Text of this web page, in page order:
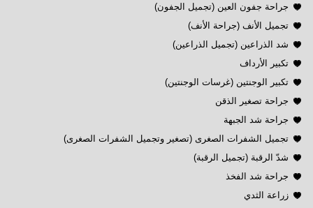
جراحة جفون العين (تجميل الجفون)
تجميل الأنف (جراحة الأنف)
شد الذراعين (تجميل الذراعين)
تكبير الأرداف
تكبير الوجنتين (غرسات الوجنتين)
جراحة تصغير الذقن
جراحة شد الجبهة
تجميل الشفرات الصغرى (تصغير وتجميل الشفرات الصغرى)
شدّ الرقبة (تجميل الرقبة)
جراحة شد الفخذ
زراعة الثدي